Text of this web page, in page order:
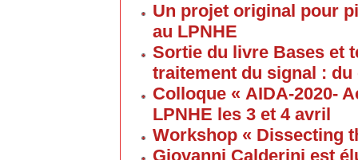
Un projet original pour
au LPNHE
Sortie du livre Bases et
traitement du signal :
Colloque « AIDA-2020-
LPNHE les 3 et 4 avril
Workshop « Dissecting
Giovanni Calderini est